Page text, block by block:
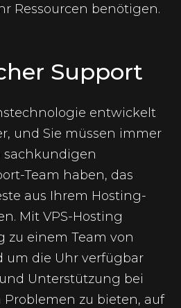
Ressourcen benötigen.
Support
entwickelt
und Sie müssen immer
sachkundigen
Team haben, das
aus Ihrem Hosting-
Mit VPS-Hosting
zu einem Team von
um die Uhr verfügbar
Unterstützung bei
zu bieten, auf